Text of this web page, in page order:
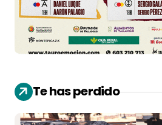
Te has perdido